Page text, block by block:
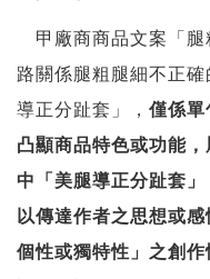
甲廠商商品文案「腿
路關係腿粗腿細不正
導正分趾套」， 僅係單
凸顯商品特色或功能
中「美腿導正分趾套
以傳達作者之思想或
個性或獨特性」之創作